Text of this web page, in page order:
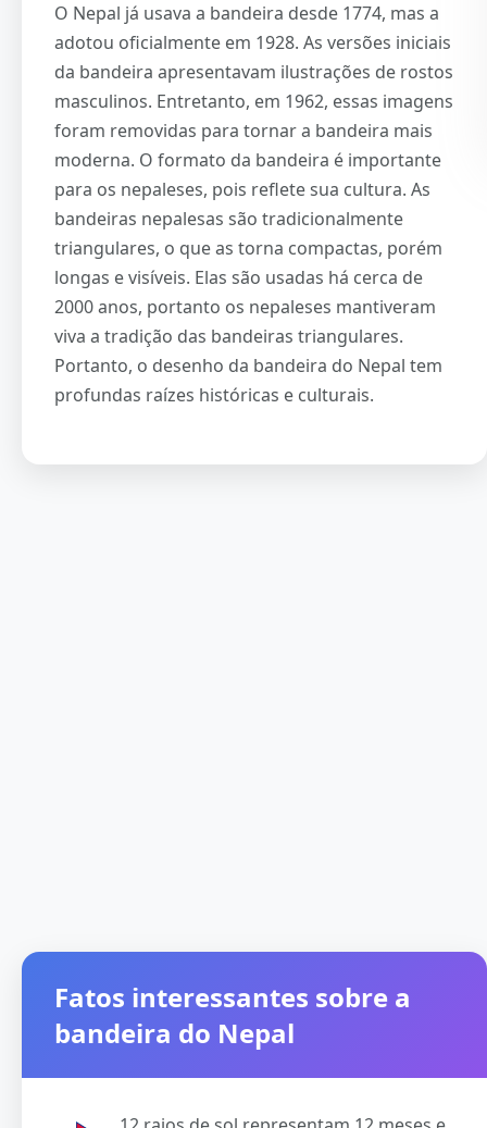
O Nepal já usava a bandeira desde 1774, mas a
adotou oficialmente em 1928. As versões iniciais
da bandeira apresentavam ilustrações de rostos
masculinos. Entretanto, em 1962, essas imagens
foram removidas para tornar a bandeira mais
moderna. O formato da bandeira é importante
para os nepaleses, pois reflete sua cultura. As
bandeiras nepalesas são tradicionalmente
triangulares, o que as torna compactas, porém
longas e visíveis. Elas são usadas há cerca de
2000 anos, portanto os nepaleses mantiveram
viva a tradição das bandeiras triangulares.
Portanto, o desenho da bandeira do Nepal tem
profundas raízes históricas e culturais.
Fatos interessantes sobre a
bandeira do Nepal